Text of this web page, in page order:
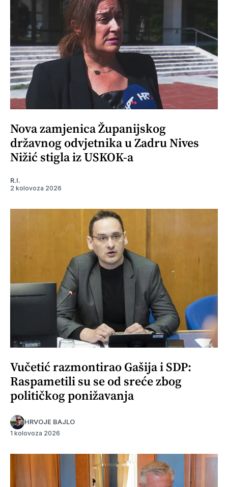
Nova zamjenica Županijskog
državnog odvjetnika u Zadru Nives
Nižić stigla iz USKOK-a
R.I.
2 kolovoza 2026
Vučetić razmontirao Gašija i SDP:
Raspametili su se od sreće zbog
političkog ponižavanja
HRVOJE BAJLO
1 kolovoza 2026